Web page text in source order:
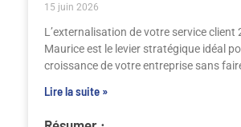
15 juin 2026
L’externalisation de votre service client
Maurice est le levier stratégique idéal
croissance de votre entreprise sans
Lire la suite »